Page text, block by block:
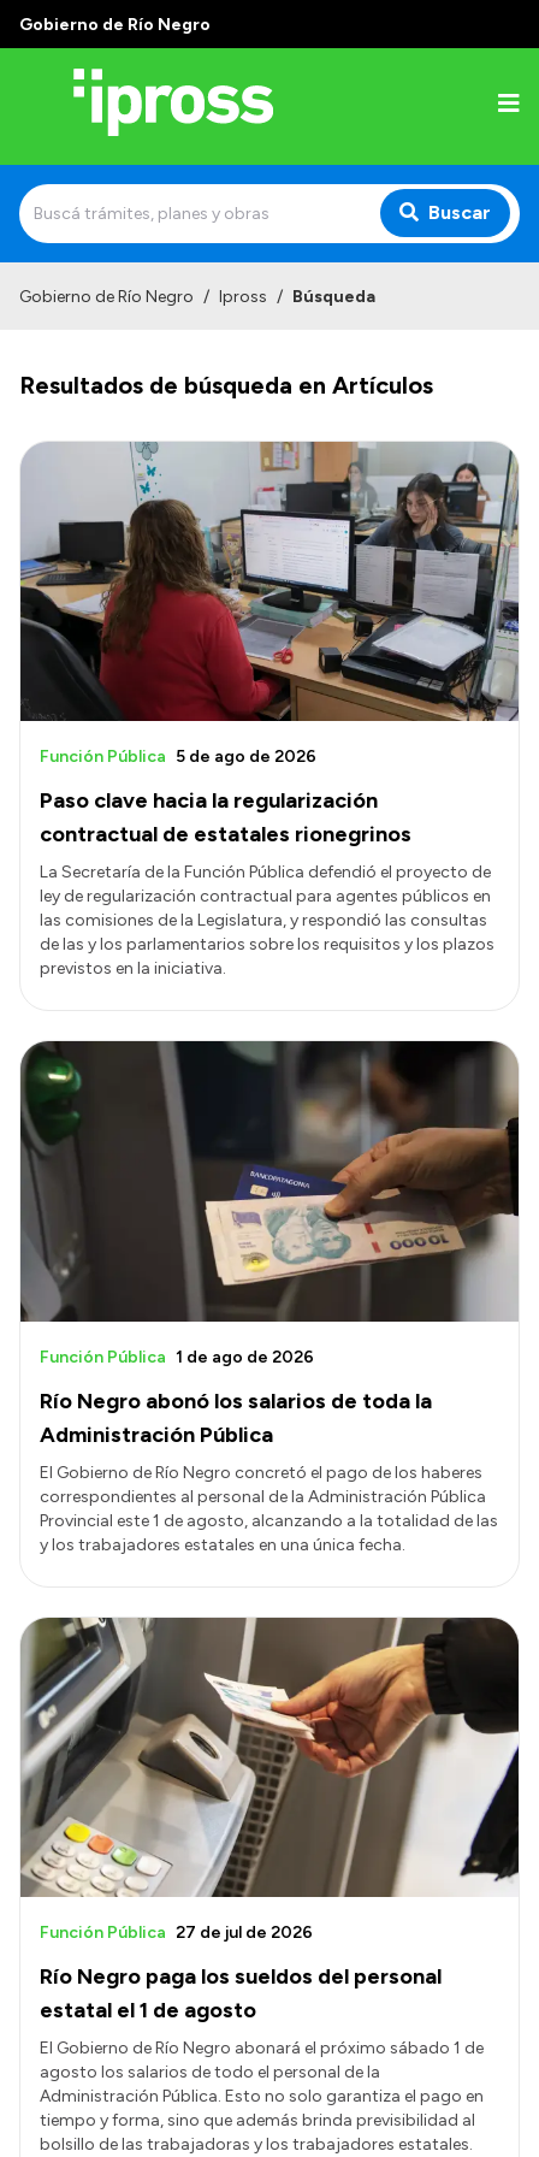
Gobierno de Río Negro
Buscar
¿Qué es IPROSS?
Autoridades
Delegaciones
Consultorios Propios
Presentación CV
Transparencia
Inversión en Salud
Licitaciones
Gobierno de Río Negro / Ipross / Búsqueda
Resultados de búsqueda en Artículos
Paso clave hacia la regularización
contractual de estatales rionegrinos
Función Pública 5 de ago de 2026
La Secretaría de la Función Pública defendió el proyecto de
ley de regularización contractual para agentes públicos en
las comisiones de la Legislatura, y respondió las consultas
de las y los parlamentarios sobre los requisitos y los plazos
previstos en la iniciativa.
Río Negro abonó los salarios de toda la
Administración Pública
Función Pública 1 de ago de 2026
El Gobierno de Río Negro concretó el pago de los haberes
correspondientes al personal de la Administración Pública
Provincial este 1 de agosto, alcanzando a la totalidad de las
y los trabajadores estatales en una única fecha.
Río Negro paga los sueldos del personal
estatal el 1 de agosto
Función Pública 27 de jul de 2026
El Gobierno de Río Negro abonará el próximo sábado 1 de
agosto los salarios de todo el personal de la
Administración Pública. Esto no solo garantiza el pago en
tiempo y forma, sino que además brinda previsibilidad al
bolsillo de las trabajadoras y los trabajadores estatales.